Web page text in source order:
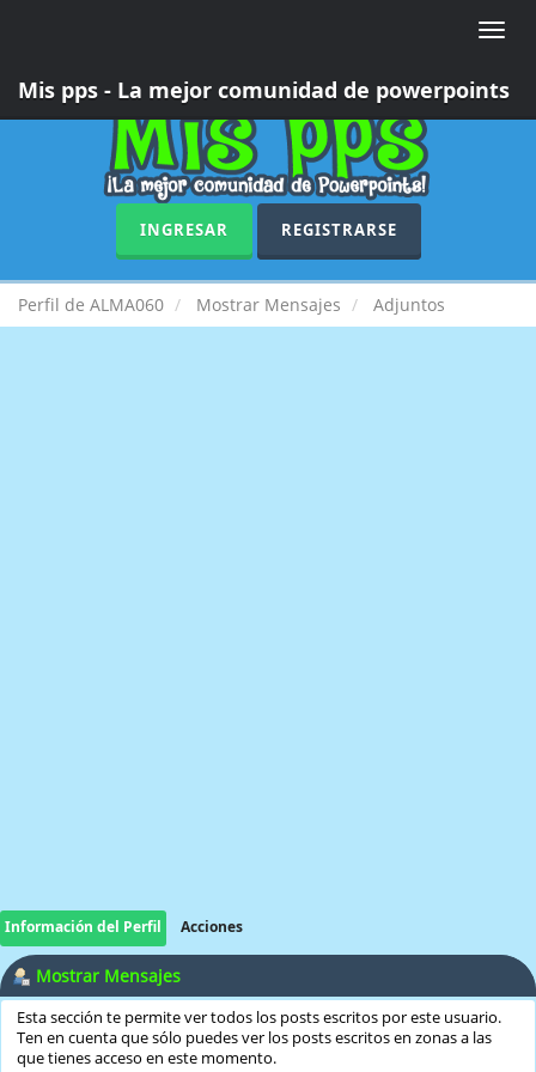
Toggle
Mis pps - La mejor comunidad de powerpoints
INGRESAR REGISTRARSE
Perfil de ALMA060 Mostrar Mensajes Adjuntos
Información del Perfil Acciones
Mostrar Mensajes
Esta sección te permite ver todos los posts escritos por este usuario.
Ten en cuenta que sólo puedes ver los posts escritos en zonas a las
que tienes acceso en este momento.